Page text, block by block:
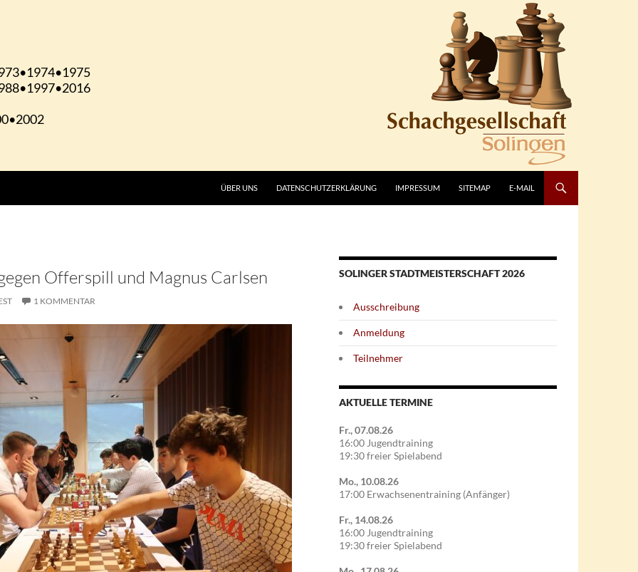
ÜBER UNS DATENSCHUTZERKLÄRUNG IMPRESSUM SITEMAP E-MAIL
Offerspill und Magnus Carlsen
1 KOMMENTAR
SOLINGER STADTMEISTERSCHAFT 2026
Ausschreibung
Anmeldung
Teilnehmer
AKTUELLE TERMINE
Fr., 07.08.26
16:00 Jugendtraining
19:30 freier Spielabend
Mo., 10.08.26
17:00 Erwachsenentraining (Anfänger)
Fr., 14.08.26
16:00 Jugendtraining
19:30 freier Spielabend